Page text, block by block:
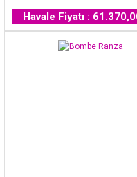
Havale Fiyatı :